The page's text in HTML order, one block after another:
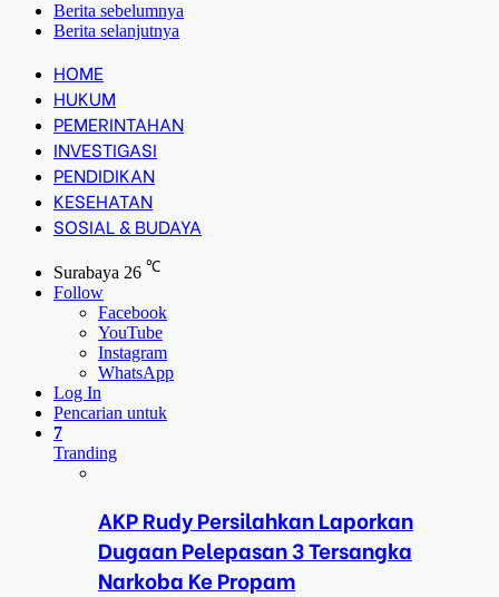
Berita sebelumnya
Berita selanjutnya
HOME
HUKUM
PEMERINTAHAN
INVESTIGASI
PENDIDIKAN
KESEHATAN
SOSIAL & BUDAYA
Surabaya 26 ℃
Follow
Facebook
YouTube
Instagram
WhatsApp
Log In
Pencarian untuk
7
Tranding
AKP Rudy Persilahkan Laporkan
Dugaan Pelepasan 3 Tersangka
Narkoba Ke Propam